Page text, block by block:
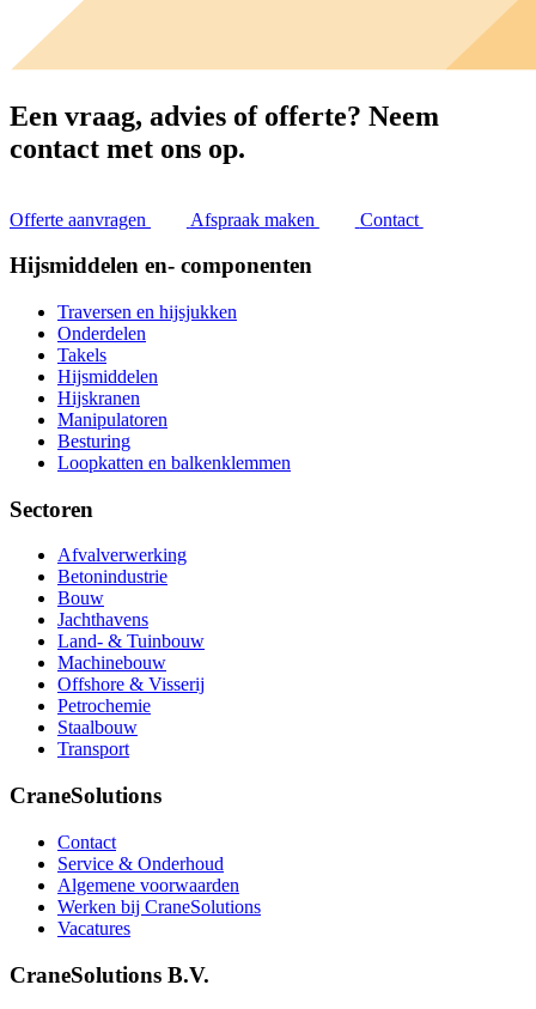
Een vraag, advies of offerte? Neem
contact met ons op.
Offerte aanvragen Afspraak maken Contact
Hijsmiddelen en- componenten
Traversen en hijsjukken
Onderdelen
Takels
Hijsmiddelen
Hijskranen
Manipulatoren
Besturing
Loopkatten en balkenklemmen
Sectoren
Afvalverwerking
Betonindustrie
Bouw
Jachthavens
Land- & Tuinbouw
Machinebouw
Offshore & Visserij
Petrochemie
Staalbouw
Transport
CraneSolutions
Contact
Service & Onderhoud
Algemene voorwaarden
Werken bij CraneSolutions
Vacatures
CraneSolutions B.V.